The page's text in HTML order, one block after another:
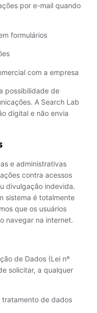
por e-mail quando
formulários
com a empresa
possibilidade de
A Search Lab
digital e não envia
e administrativas
contra acessos
divulgação indevida.
sistema é totalmente
que os usuários
navegar na internet.
de Dados (Lei nº
solicitar, a qualquer
de dados